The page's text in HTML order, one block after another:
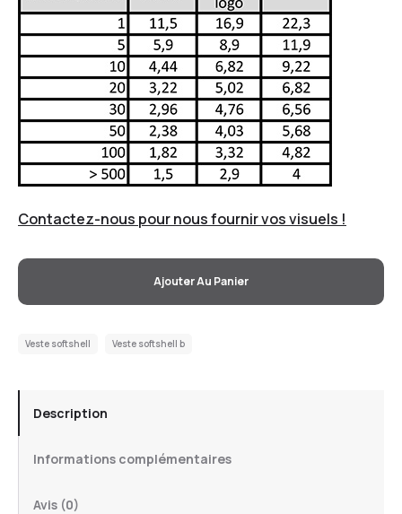
Contactez-nous pour nous fournir vos visuels !
Ajouter Au Panier
Veste softshell Veste softshell b
Description
Informations complémentaires
Avis (0)